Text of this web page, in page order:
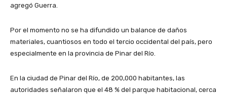
agregó Guerra.
Por el momento no se ha difundido un balance de daños
materiales, cuantiosos en todo el tercio occidental del país, pero
especialmente en la provincia de Pinar del Río.
En la ciudad de Pinar del Río, de 200,000 habitantes, las
autoridades señalaron que el 48 % del parque habitacional, cerca